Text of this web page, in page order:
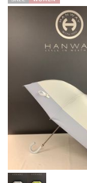
セー WOME